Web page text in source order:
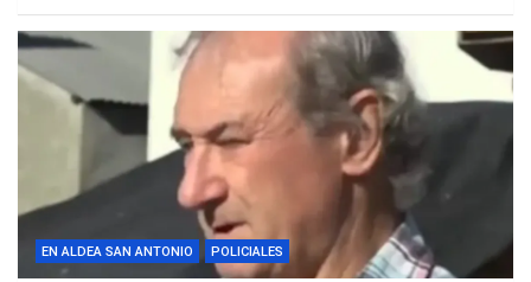
EN ALDEA SAN ANTONIO POLICIALES